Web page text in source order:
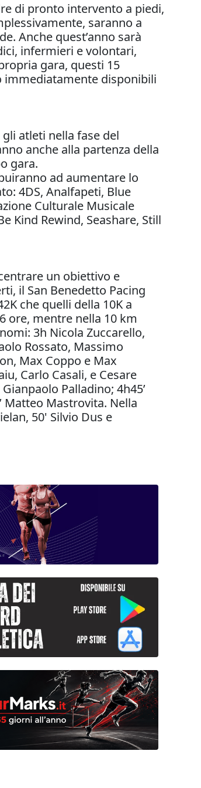
di pronto intervento a piedi,
saranno a
Anche quest’anno sarà
infermieri e volontari,
gara, questi 15
immediatamente disponibili
atleti nella fase del
anche alla partenza della
gara.
ad aumentare lo
4DS, Analfapeti, Blue
Culturale Musicale
Kind Rewind, Seashare, Still
un obiettivo e
il San Benedetto Pacing
che quelli della 10K a
ore, mentre nella 10 km
3h Nicola Zuccarello,
Rossato, Massimo
Max Coppo e Max
Carlo Casali, e Cesare
Palladino; 4h45’
Matteo Mastrovita. Nella
50' Silvio Dus e